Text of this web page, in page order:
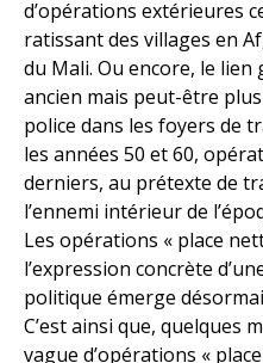
d’opérations extérieures
ratissant des villages en
du Mali. Ou encore, le
ancien mais peut-être
police dans les foyers de
les années 50 et 60,
derniers, au prétexte de
l’ennemi intérieur de
Les opérations « place
l’expression concrète
politique émerge
C’est ainsi que, quelques
vague d’opérations «